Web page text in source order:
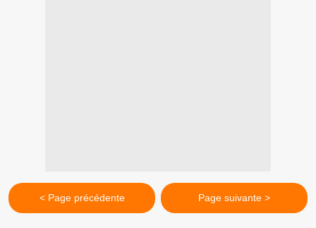
< Page précédente Page suivante >